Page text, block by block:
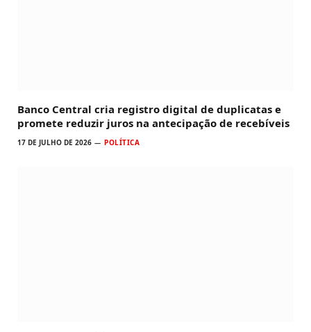
Banco Central cria registro digital de duplicatas e
promete reduzir juros na antecipação de recebíveis
17 DE JULHO DE 2026 POLÍTICA